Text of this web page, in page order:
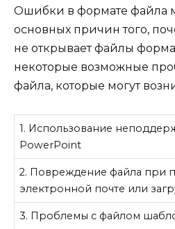
Ошибки в формате файла
основных причин того,
не открывает файлы
некоторые возможные
файла, которые могут
1. Использование
PowerPoint
2. Повреждение файла при
электронной почте или
3. Проблемы с файлом